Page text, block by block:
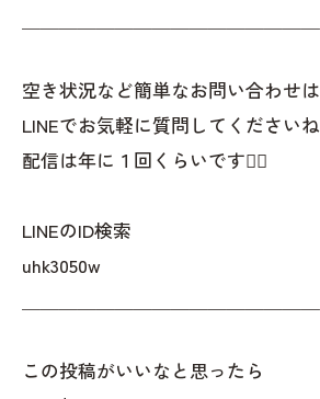
空き状況など簡単なお問い合わせは
LINEでお気軽に質問してくださいね
配信は年に１回くらいです✌🏻
LINEのID検索
uhk3050w
この投稿がいいなと思ったら